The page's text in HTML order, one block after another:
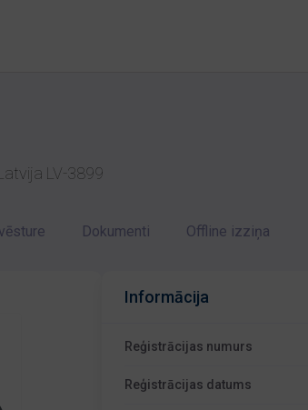
LV-3899
Dokumenti Offline izziņa
Informācija
Reģistrācijas numurs
Reģistrācijas datums